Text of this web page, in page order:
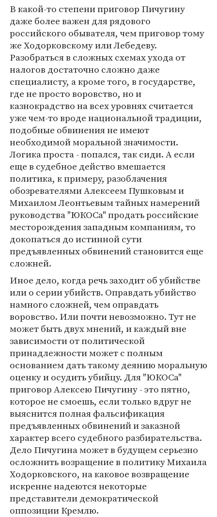
В какой-то степени приговор Пичугину
даже более важен для рядового
российского обывателя, чем приговор тому
же Ходорковскому или Лебедеву.
Разобраться в сложных схемах ухода от
налогов достаточно сложно даже
специалисту, а кроме того, в государстве,
где не просто воровство, но и
казнокрадство на всех уровнях считается
уже чем-то вроде национальной традиции,
подобные обвинения не имеют
необходимой моральной значимости.
Логика проста - попался, так сиди. А если
еще в судебное действо вмешается
политика, к примеру, разоблачения
обозревателями Алексеем Пушковым и
Михаилом Леонтьевым тайных намерений
руководства "ЮКОСа" продать российские
месторождения западным компаниям, то
докопаться до истинной сути
предъявленных обвинений становится еще
сложней.
Иное дело, когда речь заходит об убийстве
или о серии убийств. Оправдать убийство
намного сложней, чем оправдать
воровство. Или почти невозможно. Тут не
может быть двух мнений, и каждый вне
зависимости от политической
принадлежности может с полным
основанием дать такому деянию моральную
оценку и осудить убийцу. Для "ЮКОСа"
приговор Алексею Пичугину - это пятно,
которое не смоешь, если только вдруг не
выяснится полная фальсификация
предъявленных обвинений и заказной
характер всего судебного разбирательства.
Дело Пичугина может в будущем серьезно
осложнить возращение в политику Михаила
Ходорковского, на каковое возвращение
искренне надеются некоторые
представители демократической
оппозиции Кремлю.